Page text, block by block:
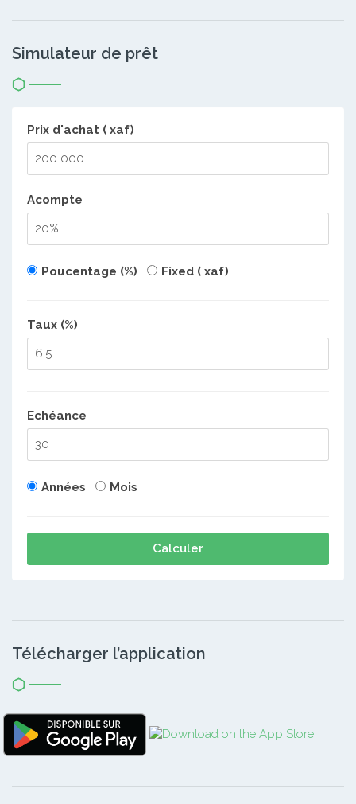
Simulateur de prêt
Prix d'achat ( xaf)
Acompte
Poucentage (%) Fixed ( xaf)
Taux (%)
Echéance
Années Mois
Calculer
Télécharger l’application